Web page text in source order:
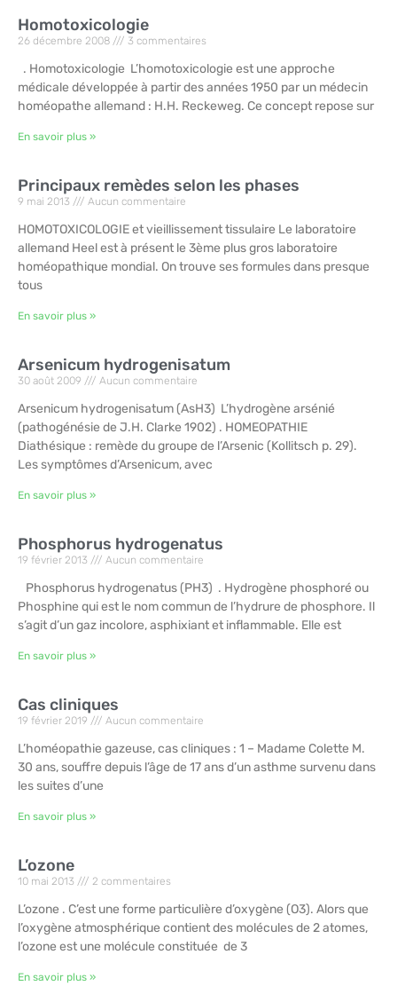
Homotoxicologie
26 décembre 2008 3 commentaires
. Homotoxicologie L’homotoxicologie est une approche
médicale développée à partir des années 1950 par un médecin
homéopathe allemand : H.H. Reckeweg. Ce concept repose sur
En savoir plus »
Principaux remèdes selon les phases
9 mai 2013 Aucun commentaire
HOMOTOXICOLOGIE et vieillissement tissulaire Le laboratoire
allemand Heel est à présent le 3ème plus gros laboratoire
homéopathique mondial. On trouve ses formules dans presque
tous
En savoir plus »
Arsenicum hydrogenisatum
30 août 2009 Aucun commentaire
Arsenicum hydrogenisatum (AsH3) L’hydrogène arsénié
(pathogénésie de J.H. Clarke 1902) . HOMEOPATHIE
Diathésique : remède du groupe de l’Arsenic (Kollitsch p. 29).
Les symptômes d’Arsenicum, avec
En savoir plus »
Phosphorus hydrogenatus
19 février 2013 Aucun commentaire
Phosphorus hydrogenatus (PH3) . Hydrogène phosphoré ou
Phosphine qui est le nom commun de l’hydrure de phosphore. Il
s’agit d’un gaz incolore, asphixiant et inflammable. Elle est
En savoir plus »
Cas cliniques
19 février 2019 Aucun commentaire
L’homéopathie gazeuse, cas cliniques : 1 – Madame Colette M.
30 ans, souffre depuis l’âge de 17 ans d’un asthme survenu dans
les suites d’une
En savoir plus »
L’ozone
10 mai 2013 2 commentaires
L’ozone . C’est une forme particulière d’oxygène (O3). Alors que
l’oxygène atmosphérique contient des molécules de 2 atomes,
l’ozone est une molécule constituée de 3
En savoir plus »